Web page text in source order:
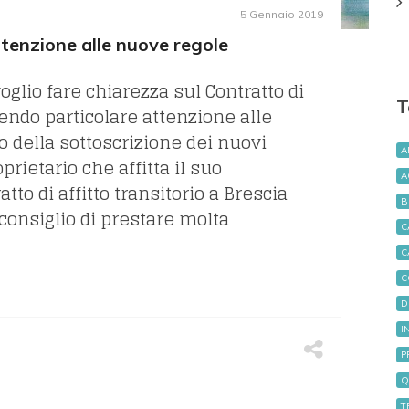
5 Gennaio 2019
alle nuove regole
fare chiarezza sul Contratto di
particolare attenzione alle
della sottoscrizione dei nuovi
che affitta il suo
di affitto transitorio a Brescia
di prestare molta